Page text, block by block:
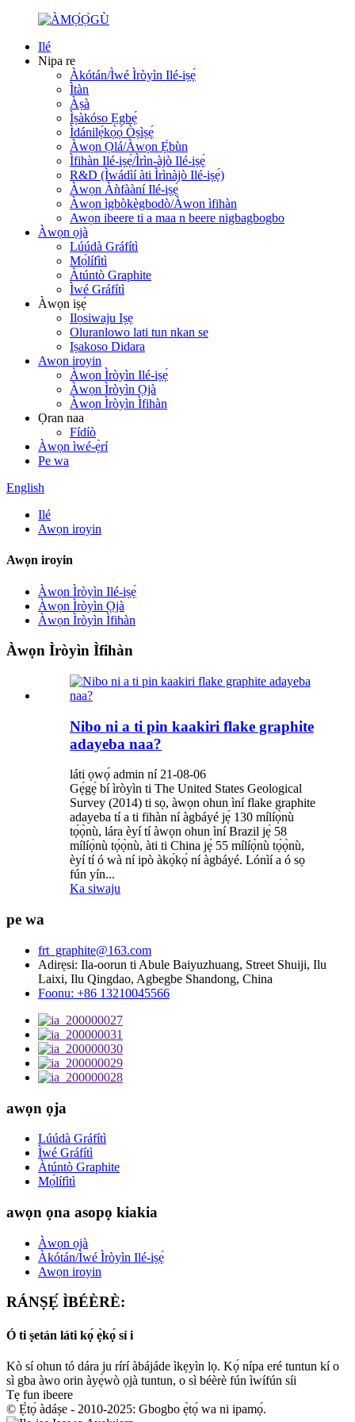
Ilé
Nipa re
Àkótán/Ìwé Ìròyìn Ilé-iṣẹ́
Ìtàn
Àṣà
Ìṣàkóso Ẹgbẹ́
Ìdánilẹ́kọ̀ọ́ Òṣìṣẹ́
Àwọn Ọlá/Àwọn Ẹ̀bùn
Ìfihàn Ilé-iṣẹ́/Ìrìn-àjò Ilé-iṣẹ́
R&D (Ìwádìí àti Ìrìnàjò Ilé-iṣẹ́)
Àwọn Àǹfààní Ilé-iṣẹ́
Àwọn ìgbòkègbodò/Àwọn ìfihàn
Awọn ibeere ti a maa n beere nigbagbogbo
Àwọn ọjà
Lúúdà Gráfítì
Mọ́lífìtì
Àtúntò Graphite
Ìwé Gráfítì
Àwọn iṣẹ́
Ilọsiwaju Iṣẹ
Oluranlowo lati tun nkan se
Iṣakoso Didara
Awọn iroyin
Àwọn Ìròyìn Ilé-iṣẹ́
Àwọn Ìròyìn Ọjà
Àwọn Ìròyìn Ìfihàn
Ọran naa
Fídíò
Àwọn ìwé-ẹ̀rí
Pe wa
English
Ilé
Awọn iroyin
Awọn iroyin
Àwọn Ìròyìn Ilé-iṣẹ́
Àwọn Ìròyìn Ọjà
Àwọn Ìròyìn Ìfihàn
Àwọn Ìròyìn Ìfihàn
Nibo ni a ti pin kaakiri flake graphite
adayeba naa?
láti ọwọ́ admin ní 21-08-06
Gẹ́gẹ́ bí ìròyìn ti The United States Geological
Survey (2014) ti sọ, àwọn ohun ìní flake graphite
adayeba tí a ti fihàn ní àgbáyé jẹ́ 130 mílíọ̀nù
tọ́ọ̀nù, lára ​​èyí tí àwọn ohun ìní Brazil jẹ́ 58
mílíọ̀nù tọ́ọ̀nù, àti ti China jẹ́ 55 mílíọ̀nù tọ́ọ̀nù,
èyí tí ó wà ní ipò àkọ́kọ́ ní àgbáyé. Lónìí a ó sọ
fún yín...
Ka siwaju
pe wa
frt_graphite@163.com
Adirẹsi: Ila-oorun ti Abule Baiyuzhuang, Street Shuiji, Ilu
Laixi, Ilu Qingdao, Agbegbe Shandong, China
Foonu: +86 13210045566
awọn ọja
Lúúdà Gráfítì
Ìwé Gráfítì
Àtúntò Graphite
Mọ́lífìtì
awọn ọna asopọ kiakia
Àwọn ọjà
Àkótán/Ìwé Ìròyìn Ilé-iṣẹ́
Awọn iroyin
RÁNṢẸ́ ÌBÉÈRÈ:
Ó ti ṣetán láti kọ́ ẹ̀kọ́ sí i
Kò sí ohun tó dára ju rírí àbájáde ìkẹyìn lọ. Kọ́ nípa eré tuntun kí o
sì gba àwo orin àyẹ̀wò ọjà tuntun, o sì béèrè fún ìwífún síi
Tẹ fun ibeere
© Ẹ̀tọ́ àdáṣe - 2010-2025: Gbogbo ẹ̀tọ́ wa ni ipamọ́.